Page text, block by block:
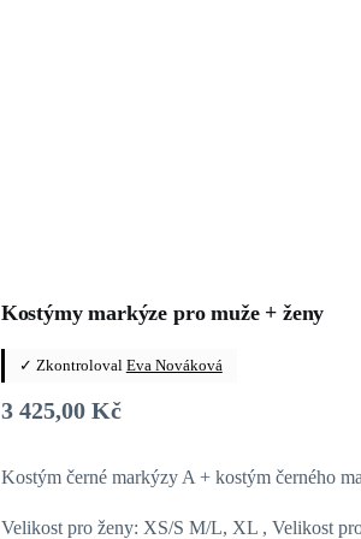
Kostýmy markýze pro muže + ženy
✓ Zkontroloval Eva Nováková
3 425,00 Kč
Kostým černé markýzy A + kostým černého
Velikost pro ženy: XS/S M/L, XL , Velikost